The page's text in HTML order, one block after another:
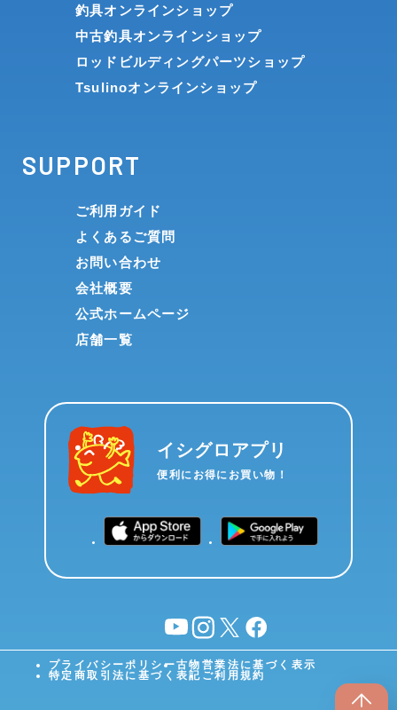
釣具オンラインショップ
中古釣具オンラインショップ
ロッドビルディングパーツショップ
Tsulinoオンラインショップ
SUPPORT
ご利用ガイド
よくあるご質問
お問い合わせ
会社概要
公式ホームページ
店舗一覧
イシグロアプリ
便利にお得にお買い物！
YouTubeinstagram
X facebook
プライバシーポリシー古物営業法に基づく表示
特定商取引法に基づく表記 ご利用規約